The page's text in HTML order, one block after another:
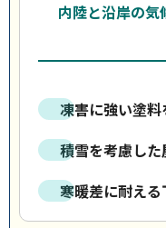
内陸と沿岸の
凍害に強い塗
積雪を考慮し
寒暖差に耐え